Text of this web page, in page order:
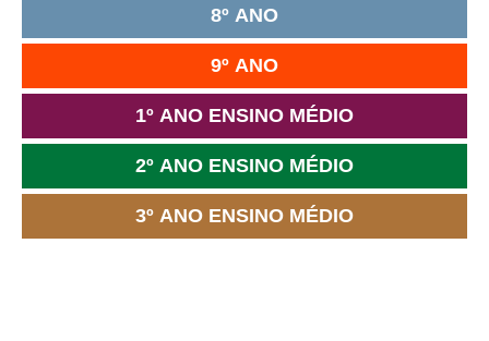
8º ANO
9º ANO
1º ANO ENSINO MÉDIO
2º ANO ENSINO MÉDIO
3º ANO ENSINO MÉDIO